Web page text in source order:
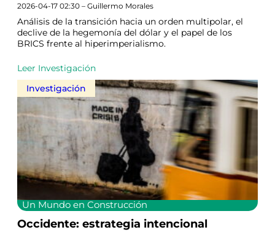
2026-04-17 02:30 – Guillermo Morales
Análisis de la transición hacia un orden multipolar, el
declive de la hegemonía del dólar y el papel de los
BRICS frente al hiperimperialismo.
Leer Investigación
Investigación
Un Mundo en Construcción
Occidente: estrategia intencional